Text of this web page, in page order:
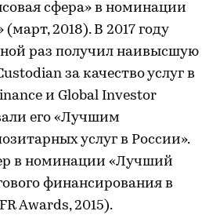
сфера» в номинации
2018). В 2017 году
раз получил наивысшую
за качество услуг в
и Global Investor
его «Лучшим
услуг в России».
в номинации «Лучший
финансирования в
Awards, 2015).